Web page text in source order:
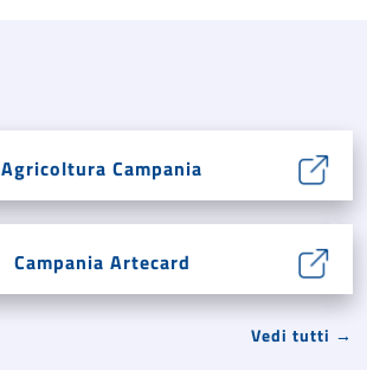
Agricoltura Campania
Campania Artecard
Vedi tutti →